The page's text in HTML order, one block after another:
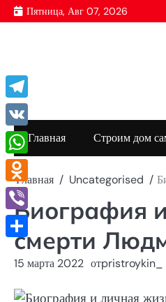
Перейти
к
Пятница, Авг 07, 2026
Главная Строим дом
Главная Uncategorised
Биография
смерти
15 марта 2022 отpristroykin_
Telegram
VK
WhatsApp
Odnoklassniki
Viber
Отправить